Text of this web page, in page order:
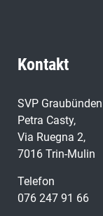
Kontakt
SVP
Petra Casty,
Via Ruegna 2,
7016 Trin-Mulin
Telefon
076 247 91 66